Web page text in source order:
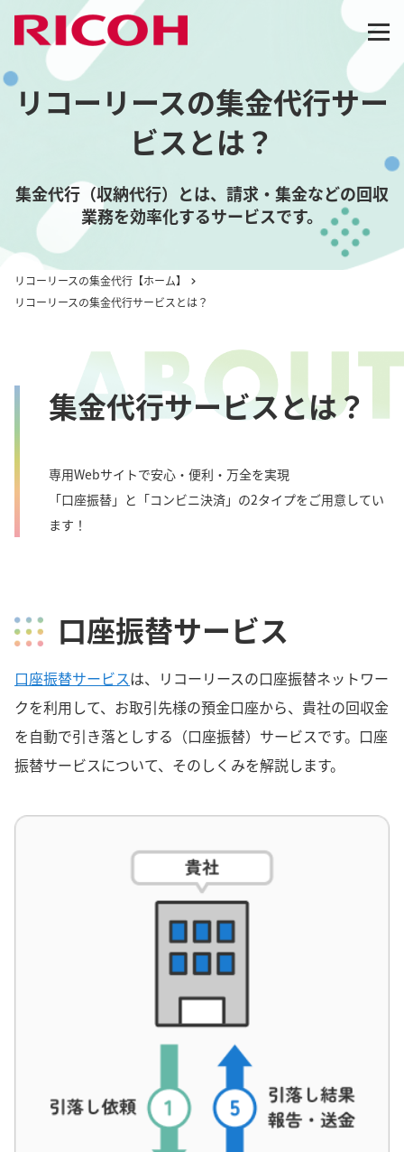
リコーリースの集金代行サー
ビスとは？
集金代行（収納代行）とは、請求・集金などの回収
業務を効率化するサービスです。
リコーリースの集金代行【ホーム】
リコーリースの集金代行サービスとは？
集金代行サービスとは？
専用Webサイトで安心・便利・万全を実現
「口座振替」と「コンビニ決済」の2タイプをご用意してい
ます！
口座振替サービス
口座振替サービスは、リコーリースの口座振替ネットワー
クを利用して、お取引先様の預金口座から、貴社の回収金
を自動で引き落としする（口座振替）サービスです。口座
振替サービスについて、そのしくみを解説します。